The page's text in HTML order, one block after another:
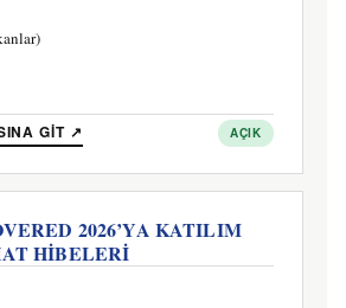
GIT ↗
AÇIK
2026’YA KATILIM
HİBELERİ